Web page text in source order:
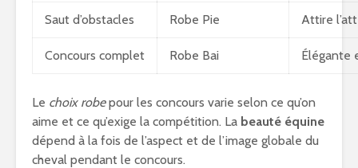
Saut d’obstacles Robe Pie Attire
Concours complet Robe Bai Élégante
Le choix robepour les concours varie selon ce qu’on
aime et ce qu’exige la compétition. La beauté équine
dépend à la fois de l’aspect et de l’image globale du
cheval pendant le concours.